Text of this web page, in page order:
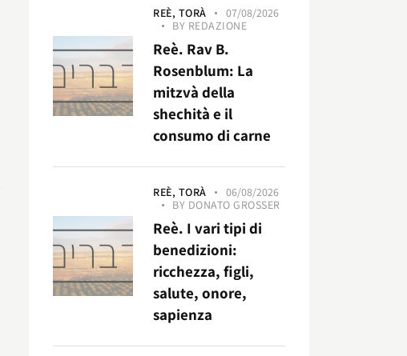
REÈ, TORÀ
07/08/2026
BY REDAZIONE
Reè. Rav B.
Rosenblum: La
mitzvà della
shechità e il
consumo di carne
REÈ, TORÀ
06/08/2026
BY DONATO GROSSER
Reè. I vari tipi di
benedizioni:
ricchezza, figli,
salute, onore,
sapienza